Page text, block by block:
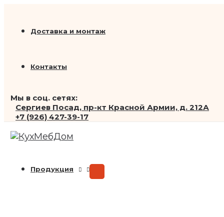
содержимому
Доставка и монтаж
Контакты
Мы в соц. сетях:
Сергиев Посад, пр-кт Красной Армии, д. 212А
+7 (926) 427-39-17
Продукция
49
680 ₽.